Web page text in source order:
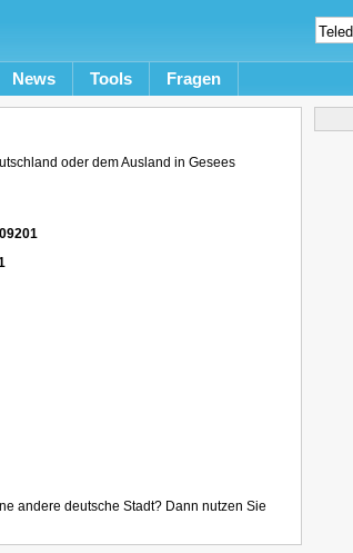
News Tools Fragen
oder dem Ausland in Gesees
09201
andere deutsche Stadt? Dann nutzen Sie